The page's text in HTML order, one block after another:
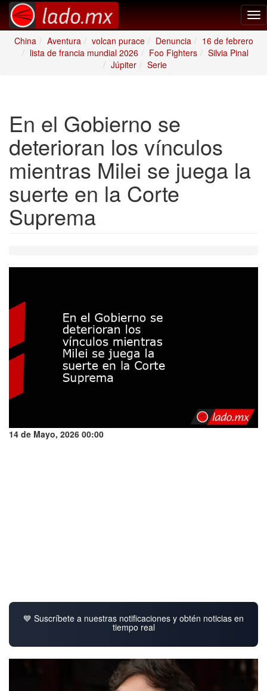
China
Aventura volcan purace Denuncia
16 de febrero
lista de francia mundial 2026
Foo Fighters
Silvia Pinal
Júpiter
Serie
En el Gobierno se
deterioran los vínculos
mientras Milei se juega la
suerte en la Corte
Suprema
14 de Mayo, 2026 00:00
💙 Suscríbete a nuestras notificaciones y obtén noticias en
tiempo real